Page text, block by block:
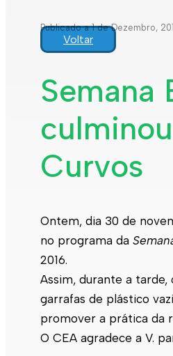
Publicado a 1 de Dezembro,
Voltar
Semana
Curvos
Ontem, dia 30 de
no programa da
2016.
Assim, durante a
garrafas de plástico
promover a prática da
O CEA agradece a V.